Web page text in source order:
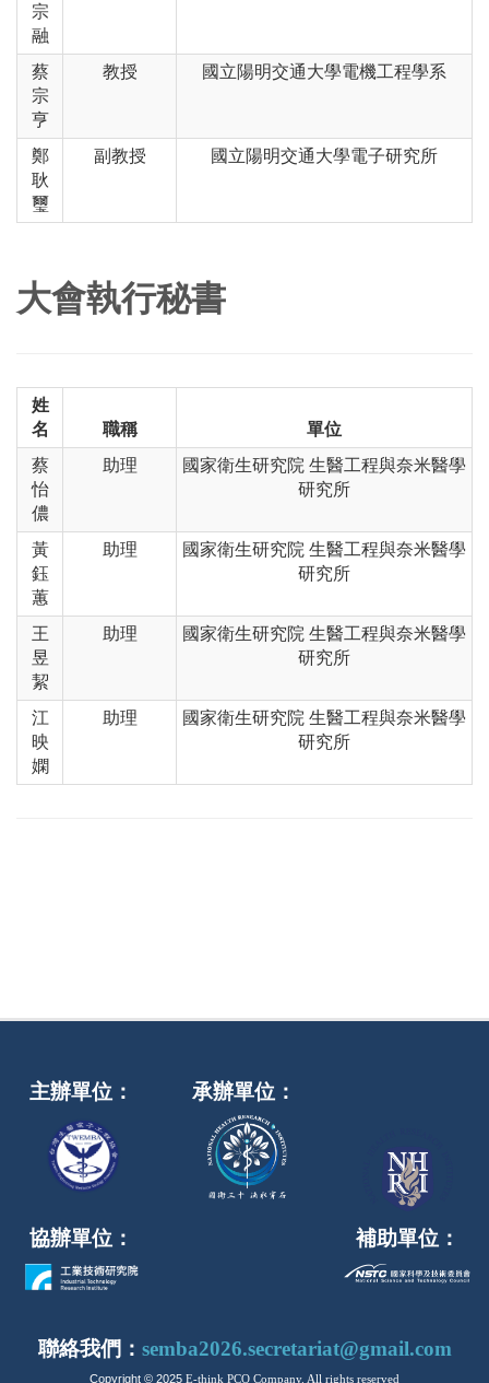
宗
融
蔡
宗
亨
教授 國立陽明交通大學電機工程學系
鄭
耿
璽
副教授 國立陽明交通大學電子研究所
大會執行秘書
姓
名
職稱
單位
蔡
怡
儂
助理
國家衛生研究院 生醫工程與奈米醫學
研究所
黃
鈺
蕙
助理
國家衛生研究院 生醫工程與奈米醫學
研究所
王
昱
絜
助理
國家衛生研究院 生醫工程與奈米醫學
研究所
江
映
嫻
助理
國家衛生研究院 生醫工程與奈米醫學
研究所
主辦單位： 承辦單位：
協辦單位： 補助單位：
聯絡我們： semba2026.secretariat@gmail.com
Copyright © 2025 E-think PCO Company. All rights reserved